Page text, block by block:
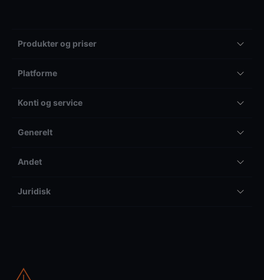
Produkter og priser
Platforme
Konti og service
Generelt
Andet
Juridisk